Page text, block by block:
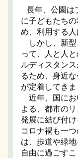
長年、公園は
に子どもたち
め、利用する人
しかし、新型
って、人と人
ルディスタン
るため、身近
が定着してきま
近年、国にお
よる、都市の
発展に結び付
コロナ禍も一
は、歩道や緑
自由に過ごすこ